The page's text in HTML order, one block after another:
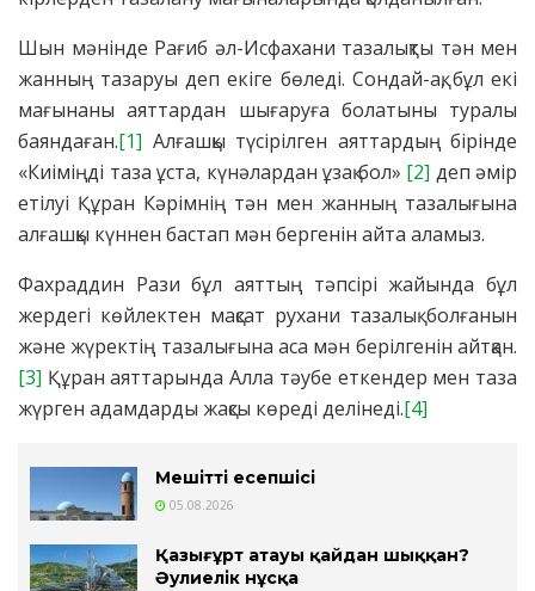
Шын мәнінде Рағиб әл-Исфахани тазалықты тән мен
жанның тазаруы деп екіге бөледі. Сондай-ақ, бұл екі
мағынаны аяттардан шығаруға болатыны туралы
баяндаған.[1] Алғашқы түсірілген аяттардың бірінде
«Киіміңді таза ұста, күнәлардан ұзақ бол» [2] деп әмір
етілуі Құран Кәрімнің тән мен жанның тазалығына
алғашқы күннен бастап мән бергенін айта аламыз.
Фахраддин Рази бұл аяттың тәпсірі жайында бұл
жердегі көйлектен мақсат рухани тазалық болғанын
және жүректің тазалығына аса мән берілгенін айтқан.
[3] Құран аяттарында Алла тәубе еткендер мен таза
жүрген адамдарды жақсы көреді делінеді.[4]
Мешіттің есепшісі
05.08.2026
Қазығұрт атауы қайдан шыққан?
Әулиелік нұсқа